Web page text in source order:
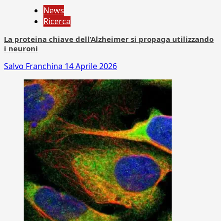
News
Ricerca
La proteina chiave dell’Alzheimer si propaga utilizzando
i neuroni
Salvo Franchina 14 Aprile 2026